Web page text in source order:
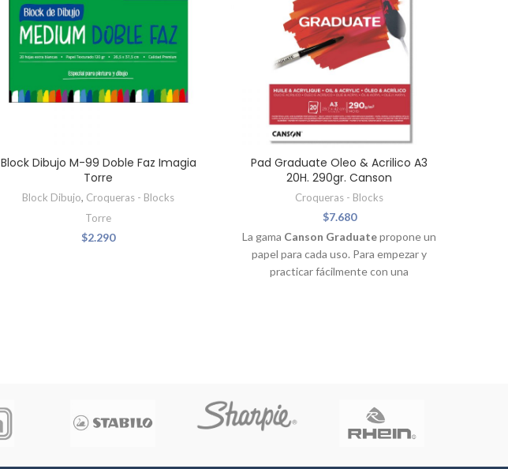
Block Dibujo M-99 Doble Faz Imagia
Torre
Block Dibujo, Croqueras - Blocks
Torre
$2.290
Pad Graduate Oleo & Acrilico A3
20H. 290gr. Canson
Croqueras - Blocks
$7.680
La gama Canson Graduatepropone un
papel para cada uso. Para empezar y
practicar fácilmente con una
óleo y del acrílico y obtener un resultado
óptimo! Los blocs están fabricados en